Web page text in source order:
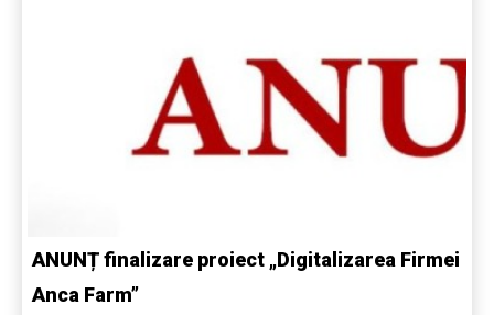
ANUNȚ finalizare proiect „Digitalizarea Firmei
Anca Farm”